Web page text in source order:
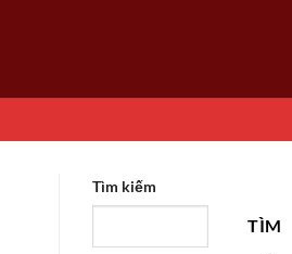
Tìm kiếm
TÌM